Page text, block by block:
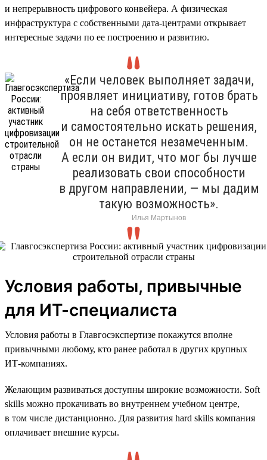
и непрерывность цифрового конвейера. А физическая
инфраструктура с собственными дата-центрами открывает
интересные задачи по ее построению и развитию.
«Если человек выполняет задачи,
проявляет инициативу, готов брать
на себя ответственность
и самостоятельно искать решения,
он не останется незамеченным.
А если он видит, что мог бы лучше
реализовать свои способности
в другом направлении, — мы дадим
такую возможность».
Илья Мартынов
Условия работы, привычные
для ИТ-специалиста
Условия работы в Главгосэкспертизе покажутся вполне
привычными любому, кто ранее работал в других крупных
ИТ-компаниях.
Желающим развиваться доступны широкие возможности. Soft
skills можно прокачивать во внутреннем учебном центре,
в том числе дистанционно. Для развития hard skills компания
оплачивает внешние курсы.